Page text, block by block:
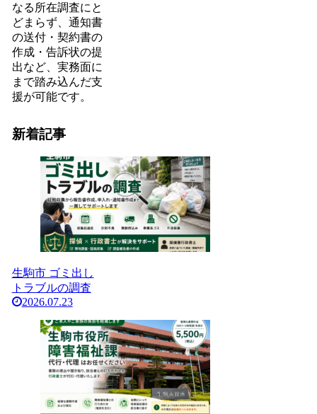
なる所在調査にと
どまらず、通知書
の送付・契約書の
作成・告訴状の提
出など、実務面に
まで踏み込んだ支
援が可能です。
新着記事
生駒市 ゴミ出し
トラブルの調査
2026.07.23